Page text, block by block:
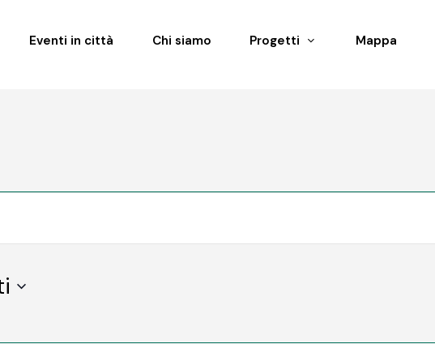
Eventi in città Chi siamo Progetti Mappa